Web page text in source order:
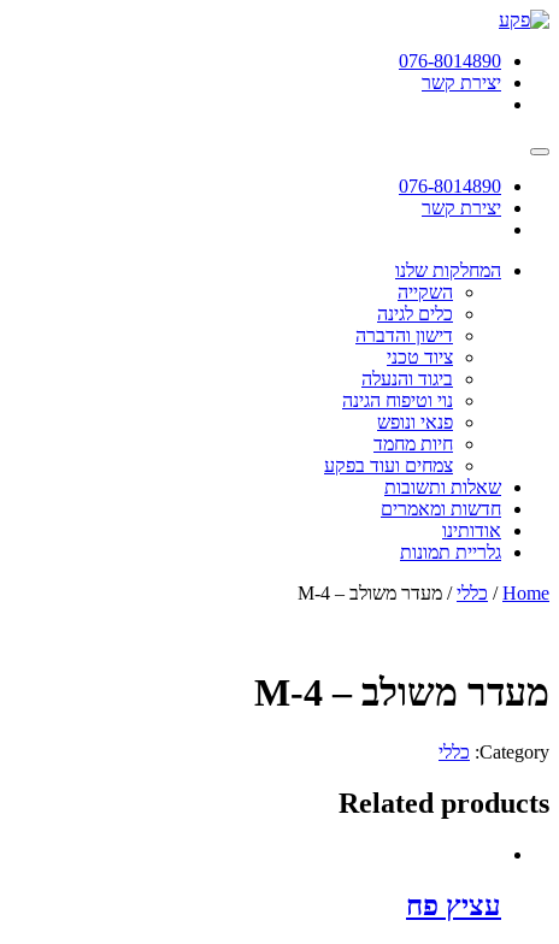
תחילתו
אינטרנט,
לחץ
כדי
לאזור
תוכן
מרכזי
076-8014890
יצירת קשר
076-8014890
יצירת קשר
המחלקות שלנו
השקייה
כלים לגינה
דישון והדברה
ציוד טכני
ביגוד והנעלה
נוי וטיפוח הגינה
פנאי ונופש
חיות מחמד
צמחים ועוד בפקע
שאלות ותשובות
חדשות ומאמרים
אודותינו
גלריית תמונות
Home
/ כללי/ מעדר משולב – M-4
מעדר משולב – M-4
Category: כללי
Related products
עציץ פח